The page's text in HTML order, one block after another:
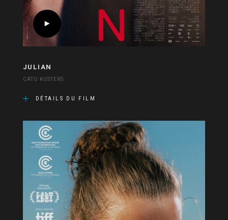
JULIAN
CATO KUSTERS
DÉTAILS DU FILM